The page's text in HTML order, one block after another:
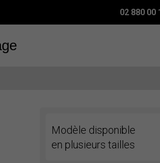
02 880 00
Modèle disponible
en plusieurs tailles